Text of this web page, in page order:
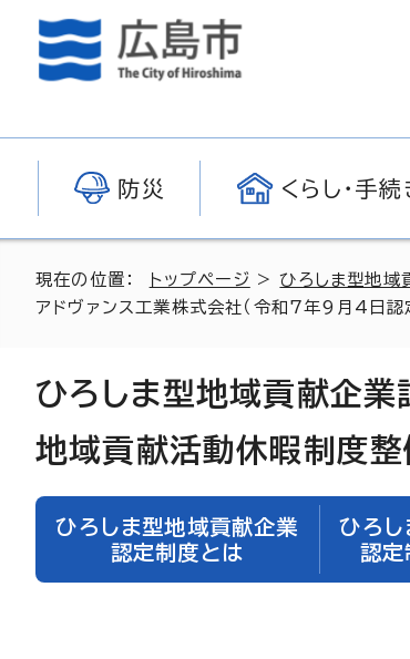
防災 くらし・手続
現在の位置： トップページ >ひろしま型地域
アドヴァンス工業株式会社（令和7年9月4日認
ひろしま型地域貢献企業
地域貢献活動休暇制度
ひろしま型地域貢献企業
認定制度とは
ひろ
認定